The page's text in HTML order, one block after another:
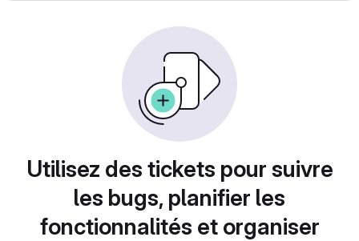
Utilisez des tickets pour suivre
les bugs, planifier les
fonctionnalités et organiser